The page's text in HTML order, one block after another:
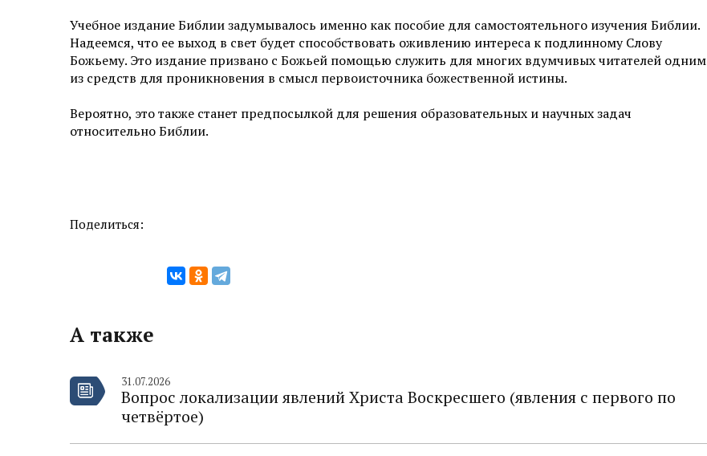
Учебное издание Библии задумывалось именно как пособие для самостоятельного изучения Библии.
Надеемся, что ее выход в свет будет способствовать оживлению интереса к подлинному Слову
Божьему. Это издание призвано с Божьей помощью служить для многих вдумчивых читателей одним
из средств для проникновения в смысл первоисточника божественной истины.
Вероятно, это также станет предпосылкой для решения образовательных и научных задач
относительно Библии.
Поделиться:
А также
31.07.2026
Вопрос локализации явлений Христа Воскресшего (явления с первого по
четвёртое)